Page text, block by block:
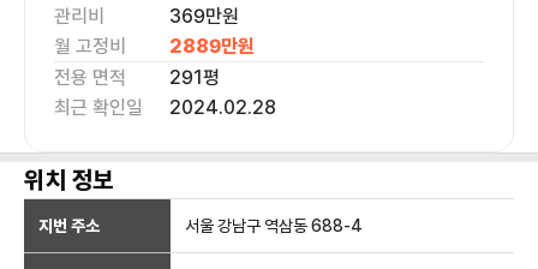
관리비
369만원
월 고정비
2889만원
전용 면적
291평
최근 확인일
2024.02.28
위치 정보
지번 주소 서울 강남구 역삼동 688-4